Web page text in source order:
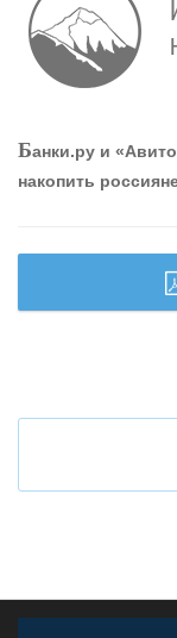
Работа
привлечь и
Что будет с
Банки.ру и
накопить